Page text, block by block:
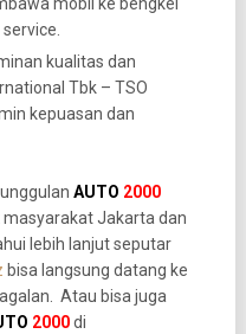
mobil ke bengkel
kualitas dan
Tbk – TSO
kepuasan dan
AUTO 2000
Jakarta dan
lebih lanjut seputar
bisa langsung datang ke
Atau bisa juga
2000di